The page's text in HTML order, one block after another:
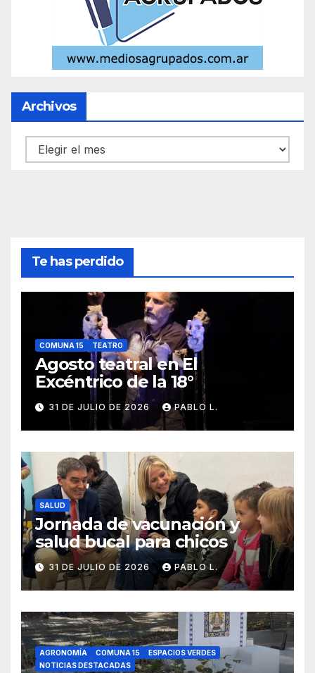
Archivos
Archivos
Te has perdido
COMUNA 15 TEATRO
Agosto teatral en El
Excéntrico de la 18°
31 DE JULIO DE 2026 PABLO L.
SALUD
Jornada de vacunación y
salud bucal para chicos
31 DE JULIO DE 2026 PABLO L.
AGRONOMÍA COMUNA 15
ESPACIOS VERDES
NOTICIAS DESTACADAS